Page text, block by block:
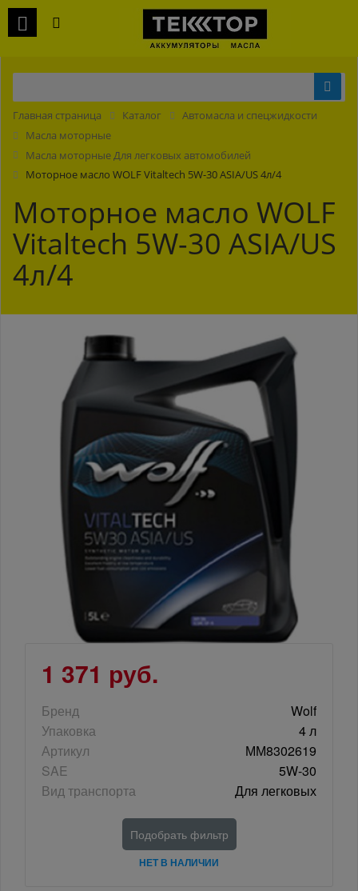
Главная страница Каталог
Автомасла и спецжидкости
Масла моторные
Масла моторные Для легковых автомобилей
Моторное масло WOLF Vitaltech 5W-30 ASIA/US 4л/4
Моторное масло WOLF
Vitaltech 5W-30 ASIA/US
4л/4
1 371 руб.
Бренд
Wolf
Упаковка
4 л
Артикул
ММ8302619
SAE
5W-30
Вид транспорта
Для легковых
Подобрать фильтр
НЕТ В НАЛИЧИИ